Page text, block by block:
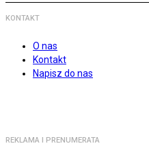
KONTAKT
O nas
Kontakt
Napisz do nas
REKLAMA I PRENUMERATA